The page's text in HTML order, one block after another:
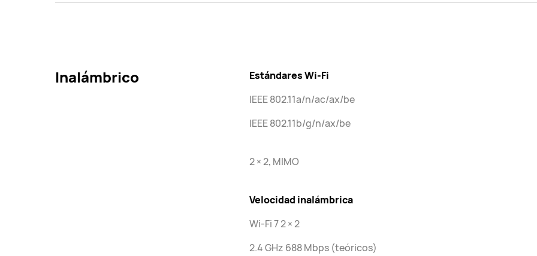
Inalámbrico
Estándares Wi-Fi
IEEE 802.11a/n/ac/ax/be
IEEE 802.11b/g/n/ax/be
2 × 2, MIMO
Velocidad inalámbrica
Wi-Fi 7 2 × 2
2.4 GHz 688 Mbps (teóricos)